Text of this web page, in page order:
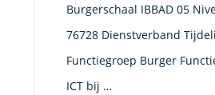
Burgerschaal IBBAD 05
76728 Dienstverband
Functiegroep Burger
ICT bij …